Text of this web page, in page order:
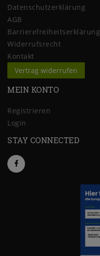
Daten­schutz­erklärung
AGB
Barrierefreiheitserklärung
Widerrufs­recht
Kontakt
Vertrag widerrufen
MEIN KONTO
Registrieren
Login
STAY CONNECTED